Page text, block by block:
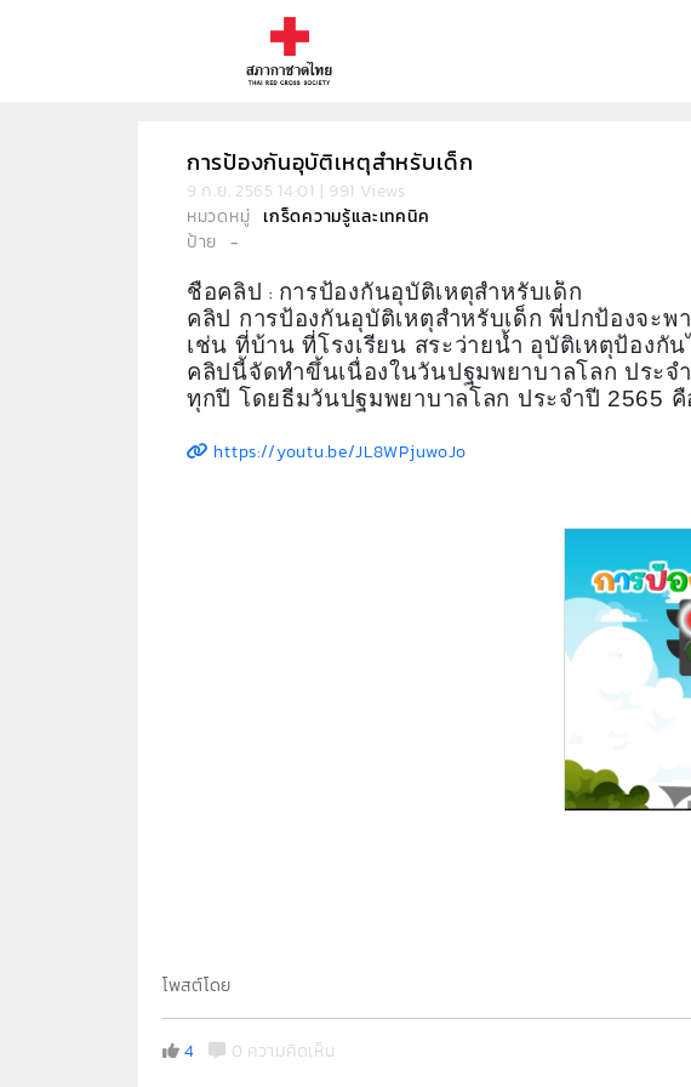
การป้องกันอุบัติเหตุสำหรับเด็ก
9 ก.ย. 2565 14:01 | 991 Views
หมวดหมู่เกร็ดความรู้และเทคนิค
ป้าย-
ชื่อคลิป: การป้องกันอุบัติเหตุสำหรับเด็ก
คลิป การป้องกันอุบัติเหตุสำหรับเด็ก พี่ปกป้องจะพ
เช่น ที่บ้าน ที่โรงเรียน สระว่ายน้ำ อุบัติเหตุป้องกั
คลิปนี้จัดทำขึ้นเนื่องในวันปฐมพยาบาลโลก ประจ
ทุกปี โดยธีมวันปฐมพยาบาลโลก ประจำปี 2565 คื
https://youtu.be/JL8WPjuwoJo
โพสต์โดย
4 0 ความคิดเห็น